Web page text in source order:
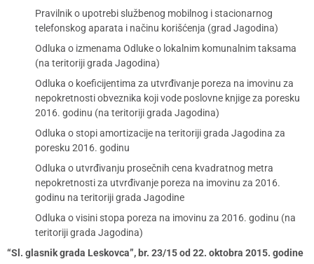
Pravilnik o upotrebi službenog mobilnog i stacionarnog
telefonskog aparata i načinu korišćenja (grad Jagodina)
Odluka o izmenama Odluke o lokalnim komunalnim taksama
(na teritoriji grada Jagodina)
Odluka o koeficijentima za utvrđivanje poreza na imovinu za
nepokretnosti obveznika koji vode poslovne knjige za poresku
2016. godinu (na teritoriji grada Jagodina)
Odluka o stopi amortizacije na teritoriji grada Jagodina za
poresku 2016. godinu
Odluka o utvrđivanju prosečnih cena kvadratnog metra
nepokretnosti za utvrđivanje poreza na imovinu za 2016.
godinu na teritoriji grada Jagodine
Odluka o visini stopa poreza na imovinu za 2016. godinu (na
teritoriji grada Jagodina)
“Sl. glasnik grada Leskovca”, br. 23/15 od 22. oktobra 2015. godine